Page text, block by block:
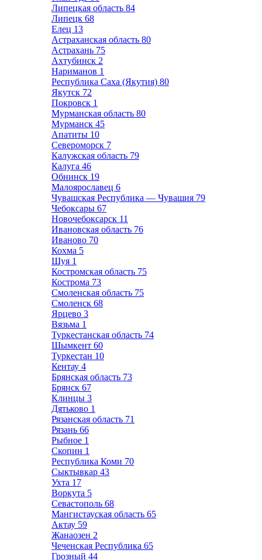
Липецкая область 84
Липецк 68
Елец 13
Астраханская область 80
Астрахань 75
Ахтубинск 2
Нариманов 1
Республика Саха (Якутия) 80
Якутск 72
Покровск 1
Мурманская область 80
Мурманск 45
Апатиты 10
Североморск 7
Калужская область 79
Калуга 46
Обнинск 19
Малоярославец 6
Чувашская Республика — Чувашия 79
Чебоксары 67
Новочебоксарск 11
Ивановская область 76
Иваново 70
Кохма 5
Шуя 1
Костромская область 75
Кострома 73
Смоленская область 75
Смоленск 68
Ярцево 3
Вязьма 1
Туркестанская область 74
Шымкент 60
Туркестан 10
Кентау 4
Брянская область 73
Брянск 67
Клинцы 3
Дятьково 1
Рязанская область 71
Рязань 66
Рыбное 1
Скопин 1
Республика Коми 70
Сыктывкар 43
Ухта 17
Воркута 5
Севастополь 68
Мангистауская область 65
Актау 59
Жанаозен 2
Чеченская Республика 65
Грозный 44